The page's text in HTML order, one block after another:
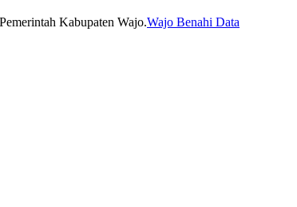
Wajo Benahi Data